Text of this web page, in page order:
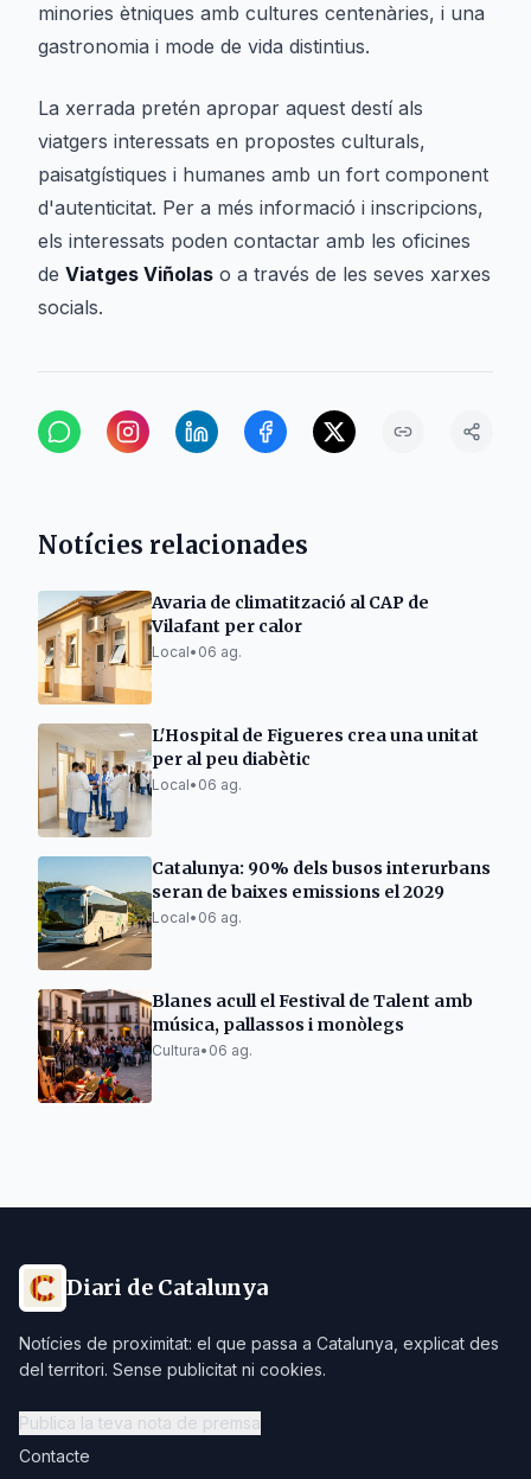
minories ètniques amb cultures centenàries, i una
gastronomia i mode de vida distintius.
La xerrada pretén apropar aquest destí als
viatgers interessats en propostes culturals,
paisatgístiques i humanes amb un fort component
d'autenticitat. Per a més informació i inscripcions,
els interessats poden contactar amb les oficines
de Viatges Viñolas o a través de les seves xarxes
socials.
Notícies relacionades
Avaria de climatització al CAP de
Vilafant per calor
Local• 06 ag.
L'Hospital de Figueres crea una unitat
per al peu diabètic
Local• 06 ag.
Catalunya: 90% dels busos interurbans
seran de baixes emissions el 2029
Local• 06 ag.
Blanes acull el Festival de Talent amb
música, pallassos i monòlegs
Cultura• 06 ag.
Diari de Catalunya
Notícies de proximitat: el que passa a Catalunya, explicat des
del territori. Sense publicitat ni cookies.
Publica la teva nota de premsa
Contacte